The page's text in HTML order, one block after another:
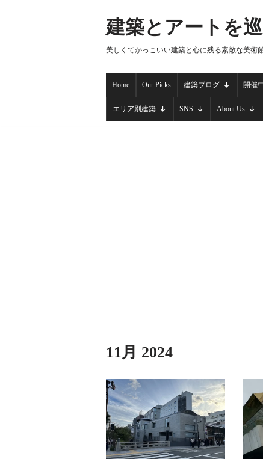
建築とアートを
美しくてかっこいい建築と心に残る素敵な美術
Home Our Picks 建築ブログ 開催
エリア別建築 SNS About Us
11月 2024